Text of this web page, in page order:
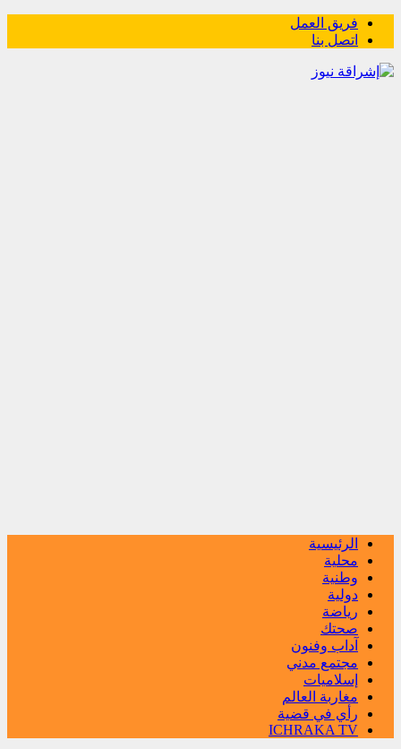
فريق العمل
اتصل بنا
الرئيسية
محلية
وطنية
دولية
رياضة
صحتك
آداب وفنون
مجتمع مدني
إسلاميات
مغاربة العالم
رأي في قضية
ICHRAKA TV